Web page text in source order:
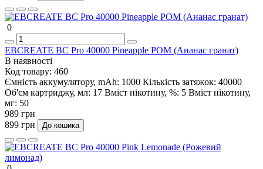
0
EBCREATE BC Pro 40000 Pineapple POM (Ананас гранат)
В наявності
Код товару: 460
Ємність аккумулятору, mAh: 1000 Кількість затяжок: 40000
Об'єм картриджу, мл: 17 Вміст нікотину, %: 5 Вміст нікотину,
мг: 50
989 грн
899 грн
До кошика